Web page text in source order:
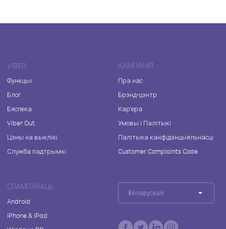
VIBER
Функцыі
Блог
Бяспека
Viber Out
Цэны на выклікі
Служба падтрымкі
КАМПАНІЯ
Пра нас
Брэнд-цэнтр
Кар'ера
Умовы і Палітыкі
Палітыка канфідэнцыяльнасці
Customer Complaints Code
СПАМПАВАЦЬ
Android
iPhone & iPad
Беларуская